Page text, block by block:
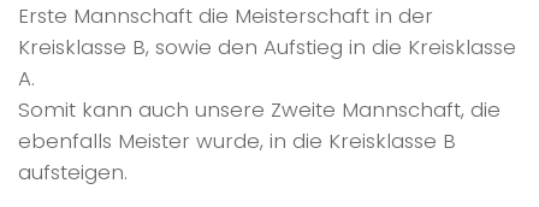
Erste Mannschaft die Meisterschaft in der
Kreisklasse B, sowie den Aufstieg in die Kreisklasse
A.
Somit kann auch unsere Zweite Mannschaft, die
ebenfalls Meister wurde, in die Kreisklasse B
aufsteigen.